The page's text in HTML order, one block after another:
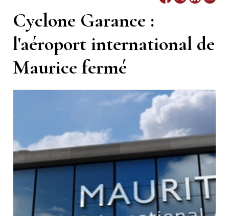
Cyclone Garance :
l'aéroport international de
Maurice fermé